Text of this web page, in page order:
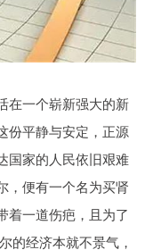
在一个崭新强大的新
份平静与安定，正源
国家的人民依旧艰难
，便有一个名为买肾
着一道伤疤，且为了
的经济本就不景气，